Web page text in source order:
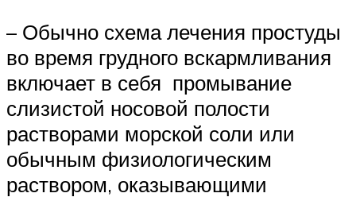
– Обычно схема лечения простуды
во время грудного вскармливания
включает в себя промывание
слизистой носовой полости
растворами морской соли или
обычным физиологическим
раствором, оказывающими